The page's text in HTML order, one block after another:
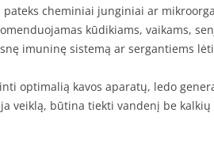
cheminiai junginiai ar
kūdikiams, vaikams,
imuninę sistemą ar sergantiems
optimalią kavos aparatų, ledo
veiklą, būtina tiekti vandenį be